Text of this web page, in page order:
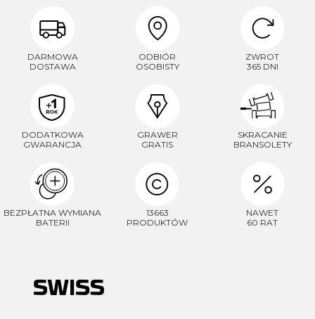
DARMOWA
DOSTAWA
ODBIÓR
OSOBISTY
ZWROT
365 DNI
DODATKOWA
GWARANCJA
GRAWER
GRATIS
SKRACANIE
BRANSOLETY
BEZPŁATNA WYMIANA
BATERII
13663
PRODUKTÓW
NAWET
60 RAT